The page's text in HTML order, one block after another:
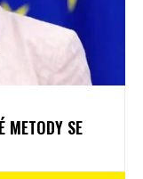
METODY SE